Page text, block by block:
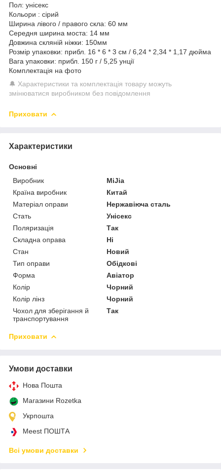
Пол: унісекс
Кольори : сірий
Ширина лівого / правого скла: 60 ​​мм
Середня ширина моста: 14 мм
Довжина скляній ніжки: 150мм
Розмір упаковки: прибл. 16 * 6 * 3 см / 6,24 * 2,34 * 1,17 дюйма
Вага упаковки: прибл. 150 г / 5,25 унції
Комплектація на фото
🔔 Характеристики та комплектація товару можуть
змінюватися виробником без повідомлення
Приховати
Характеристики
Основні
Виробник
MiJia
Країна виробник
Китай
Матеріал оправи
Нержавіюча сталь
Стать
Унісекс
Поляризація
Так
Складна оправа
Ні
Стан
Новий
Тип оправи
Обідкові
Форма
Авіатор
Колір
Чорний
Колір лінз
Чорний
Чохол для зберігання й
транспортування
Так
Приховати
Умови доставки
Нова Пошта
Магазини Rozetka
Укрпошта
Meest ПОШТА
Всі умови доставки